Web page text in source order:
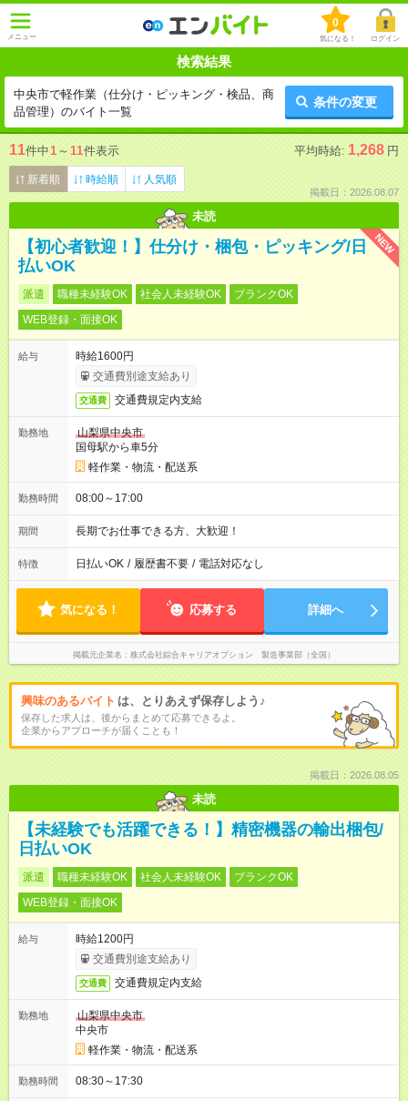
メニュー
0
気になる！ ログイン
検索結果
中央市で軽作業（仕分け・ピッキング・検品、商
品管理）のバイト一覧
条件の変更
11件中1 ～ 11件表示 平均時給: 1,268 円
新着順 時給順 人気順
掲載日：2026.08.07
未読
NEW
【初心者歓迎！】仕分け・梱包・ピッキング/日
払いOK
派遣 職種未経験OK 社会人未経験OK
ブランクOK
WEB登録・面接OK
給与
時給1600円
交通費別途支給あり
交通費 交通費規定内支給
勤務地
山梨県中央市
国母駅から車5分
軽作業・物流・配送系
勤務時間 08:00～17:00
期間 長期でお仕事できる方、大歓迎！
特徴 日払いOK / 履歴書不要 / 電話対応なし
気になる！ 応募する 詳細へ
掲載元企業名 株式会社綜合キャリアオプション 製造事業部（全国）
興味のあるバイト は、とりあえず保存しよう♪
保存した求人は、後からまとめて応募できるよ。
企業からアプローチが届くことも！
掲載日：2026.08.05
未読
【未経験でも活躍できる！】精密機器の輸出梱包/
日払いOK
派遣 職種未経験OK 社会人未経験OK
ブランクOK
WEB登録・面接OK
給与
時給1200円
交通費別途支給あり
交通費 交通費規定内支給
勤務地
山梨県中央市
中央市
軽作業・物流・配送系
勤務時間 08:30～17:30